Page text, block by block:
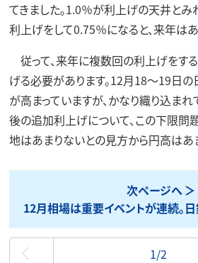
てきました。1.0％が利上げの天井と
利上げをして0.75％になると、来年はあ
従って、来年に複数回の利上げをす
げる必要があります。12月18～19日
が高まっていますが、かなり織り込まれ
後の追加利上げについて、この下限問
地はあまりないとの見方から円高はあ
次ページへ
12月相場は重要イベントが連続。日
最初
1/2